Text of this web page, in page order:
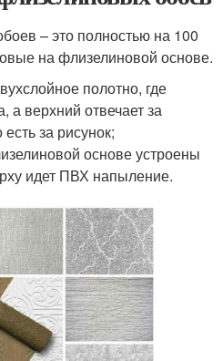
– это полностью на 100
на флизелиновой основе.
полотно, где
а верхний отвечает за
за рисунок;
основе устроены
идет ПВХ напыление.